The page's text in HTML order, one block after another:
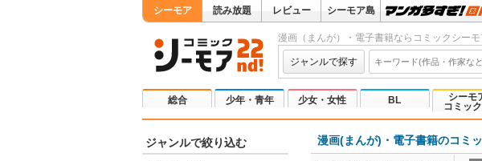
シーモア 読み放題 レビュー シーモア島
漫画（まんが）・電子書籍ならコミックシーモ
ジャンルで探す
総合 少年・青年 少女・女性 BL
シーモ
コミッ
ジャンルで絞り込む 漫画(まんが)・電子書籍のコミ